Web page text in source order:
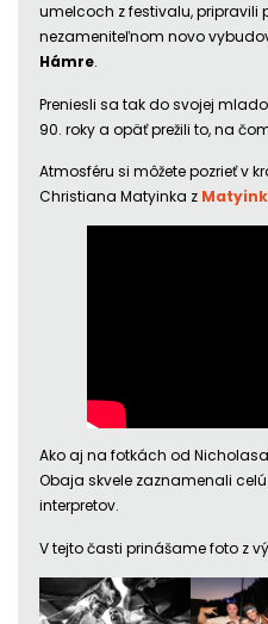
umelcoch z festivalu, pripravili
nezameniteľnom novo
Hámre.
Preniesli sa tak do svojej
90. roky a opäť prežili to, na
Atmosféru si môžete pozrieť v
Christiana Matyinka z
Ako aj na fotkách od
Obaja skvele zaznamenali
interpretov.
V tejto časti prinášame foto z